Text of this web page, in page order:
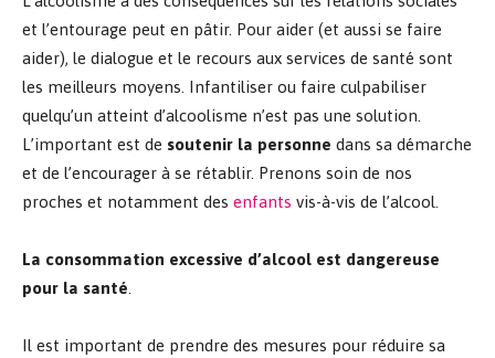
et l’entourage peut en pâtir. Pour aider (et aussi se faire
aider), le dialogue et le recours aux services de santé sont
les meilleurs moyens. Infantiliser ou faire culpabiliser
quelqu’un atteint d’alcoolisme n’est pas une solution.
L’important est de soutenir la personne dans sa démarche
et de l’encourager à se rétablir. Prenons soin de nos
proches et notamment des enfants vis-à-vis de l’alcool.
La consommation excessive d’alcool est dangereuse
pour la santé
Il est important de prendre des mesures pour réduire sa